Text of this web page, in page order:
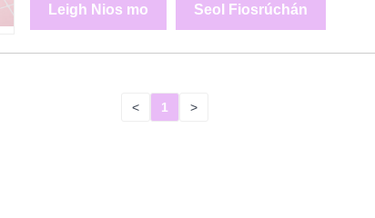
Leigh Nios mo Seol Fiosrúchán
< 1 >